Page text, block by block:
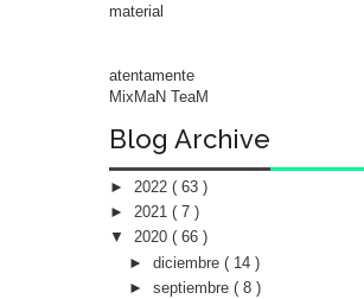
material
atentamente
MixMaN TeaM
Blog Archive
► 2022 ( 63 )
► 2021 ( 7 )
▼ 2020 ( 66 )
► diciembre ( 14 )
► septiembre ( 8 )